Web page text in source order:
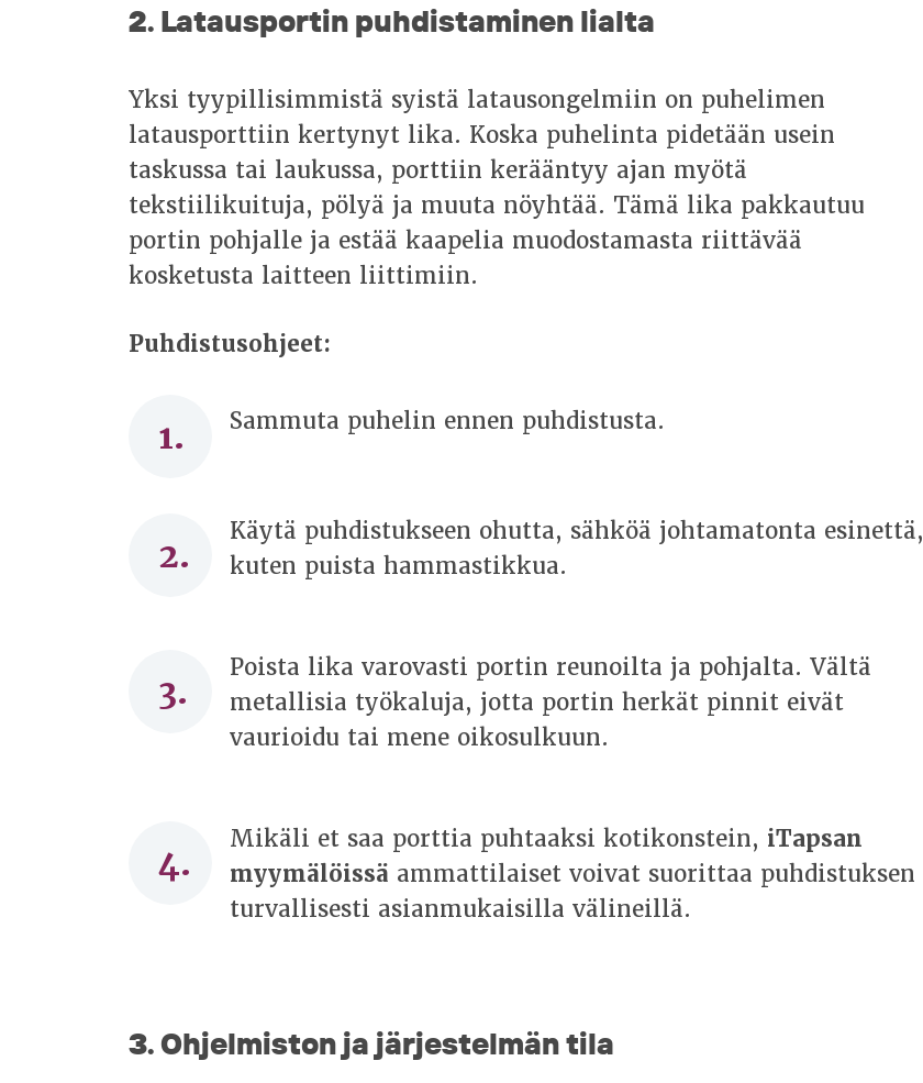
2. Latausportin puhdistaminen lialta
Yksi tyypillisimmistä syistä latausongelmiin on puhelimen
latausporttiin kertynyt lika. Koska puhelinta pidetään usein
taskussa tai laukussa, porttiin kerääntyy ajan myötä
tekstiilikuituja, pölyä ja muuta nöyhtää. Tämä lika pakkautuu
portin pohjalle ja estää kaapelia muodostamasta riittävää
kosketusta laitteen liittimiin.
Puhdistusohjeet:
Sammuta puhelin ennen puhdistusta.
Käytä puhdistukseen ohutta, sähköä johtamatonta esinettä,
kuten puista hammastikkua.
Poista lika varovasti portin reunoilta ja pohjalta. Vältä
metallisia työkaluja, jotta portin herkät pinnit eivät
vaurioidu tai mene oikosulkuun.
Mikäli et saa porttia puhtaaksi kotikonstein, iTapsan
myymälöissä ammattilaiset voivat suorittaa puhdistuksen
turvallisesti asianmukaisilla välineillä.
3. Ohjelmiston ja järjestelmän tila